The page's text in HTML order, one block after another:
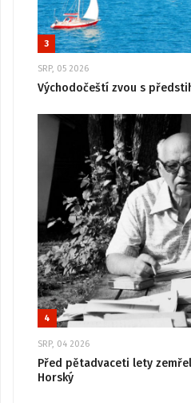
3
SRP, 05 2026
Východočeští zvou s
4
SRP, 04 2026
Před pětadvaceti lety
Horský